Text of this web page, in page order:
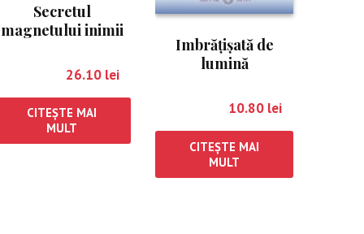
Secretul
magnetului inimii
26.10 lei
CITEȘTE MAI
MULT
Imbrăţişată de
lumină
10.80 lei
CITEȘTE MAI
MULT